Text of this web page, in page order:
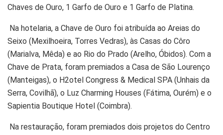
Chaves de Ouro, 1 Garfo de Ouro e 1 Garfo de Platina.
Na hotelaria, a Chave de Ouro foi atribuída ao Areias do
Seixo (Mexilhoeira, Torres Vedras), às Casas do Côro
(Marialva, Mêda) e ao Rio do Prado (Arelho, Óbidos). Com a
Chave de Prata, foram premiados a Casa de São Lourenço
(Manteigas), o H2otel Congress & Medical SPA (Unhais da
Serra, Covilhã), o Luz Charming Houses (Fátima, Ourém) e o
Sapientia Boutique Hotel (Coimbra).
Na restauração, foram premiados dois projetos do Centro